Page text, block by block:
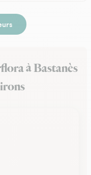
à Bastanès